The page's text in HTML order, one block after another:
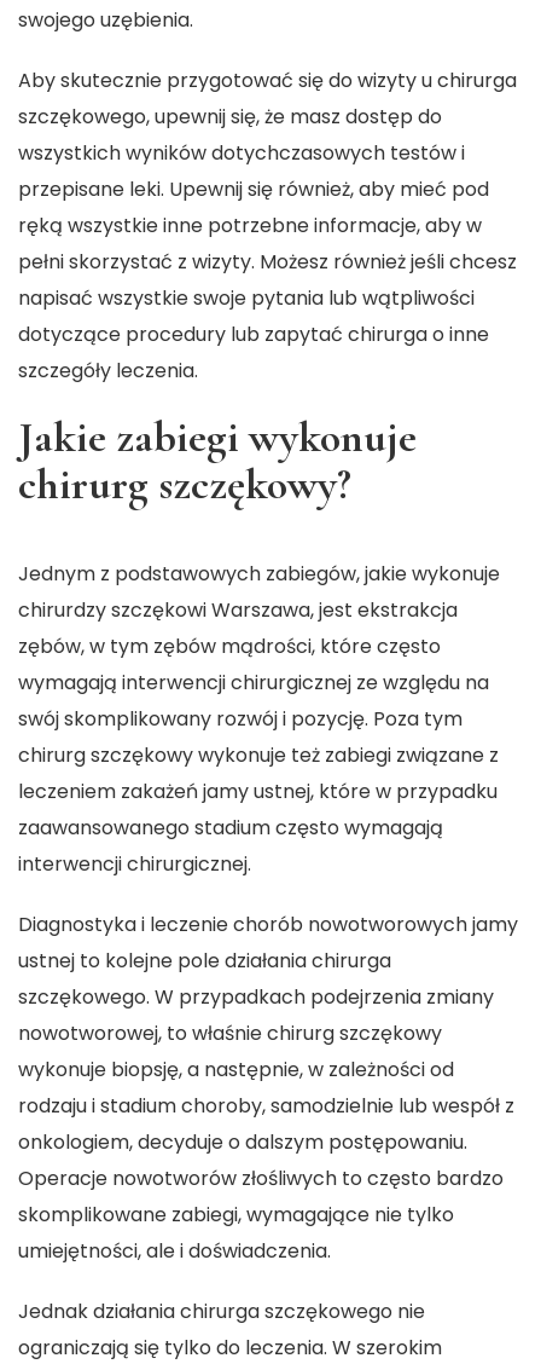
swojego uzębienia.
Aby skutecznie przygotować się do wizyty u chirurga
szczękowego, upewnij się, że masz dostęp do
wszystkich wyników dotychczasowych testów i
przepisane leki. Upewnij się również, aby mieć pod
ręką wszystkie inne potrzebne informacje, aby w
pełni skorzystać z wizyty. Możesz również jeśli chcesz
napisać wszystkie swoje pytania lub wątpliwości
dotyczące procedury lub zapytać chirurga o inne
szczegóły leczenia.
Jakie zabiegi wykonuje
chirurg szczękowy?
Jednym z podstawowych zabiegów, jakie wykonuje
chirurdzy szczękowi Warszawa, jest ekstrakcja
zębów, w tym zębów mądrości, które często
wymagają interwencji chirurgicznej ze względu na
swój skomplikowany rozwój i pozycję. Poza tym
chirurg szczękowy wykonuje też zabiegi związane z
leczeniem zakażeń jamy ustnej, które w przypadku
zaawansowanego stadium często wymagają
interwencji chirurgicznej.
Diagnostyka i leczenie chorób nowotworowych jamy
ustnej to kolejne pole działania chirurga
szczękowego. W przypadkach podejrzenia zmiany
nowotworowej, to właśnie chirurg szczękowy
wykonuje biopsję, a następnie, w zależności od
rodzaju i stadium choroby, samodzielnie lub wespół z
onkologiem, decyduje o dalszym postępowaniu.
Operacje nowotworów złośliwych to często bardzo
skomplikowane zabiegi, wymagające nie tylko
umiejętności, ale i doświadczenia.
Jednak działania chirurga szczękowego nie
ograniczają się tylko do leczenia. W szerokim